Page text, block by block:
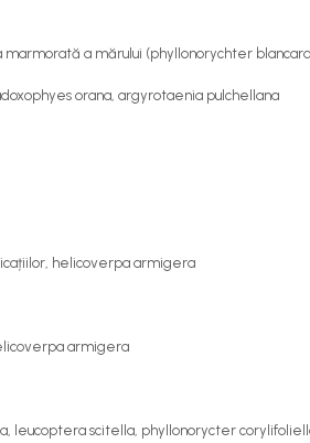
a mărului (phyllonorychter
orana, argyrotaenia pulchellana
helicoverpa armigera
armigera
leucoptera scitella, phyllonorycter